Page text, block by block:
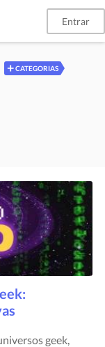
Entrar
+CATEGORIAS
geek,